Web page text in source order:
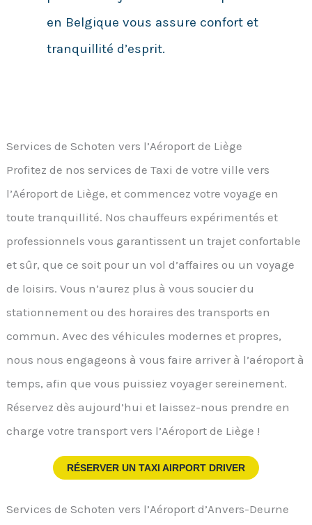
en Belgique vous assure confort et
tranquillité d’esprit.
Services de Schoten vers l’Aéroport de Liège
Profitez de nos services de Taxi de votre ville vers
l’Aéroport de Liège, et commencez votre voyage en
toute tranquillité. Nos chauffeurs expérimentés et
professionnels vous garantissent un trajet confortable
et sûr, que ce soit pour un vol d’affaires ou un voyage
de loisirs. Vous n’aurez plus à vous soucier du
stationnement ou des horaires des transports en
commun. Avec des véhicules modernes et propres,
nous nous engageons à vous faire arriver à l’aéroport à
temps, afin que vous puissiez voyager sereinement.
Réservez dès aujourd’hui et laissez-nous prendre en
charge votre transport vers l’Aéroport de Liège !
RÉSERVER UN TAXI AIRPORT DRIVER
Services de Schoten vers l’Aéroport d’Anvers-Deurne